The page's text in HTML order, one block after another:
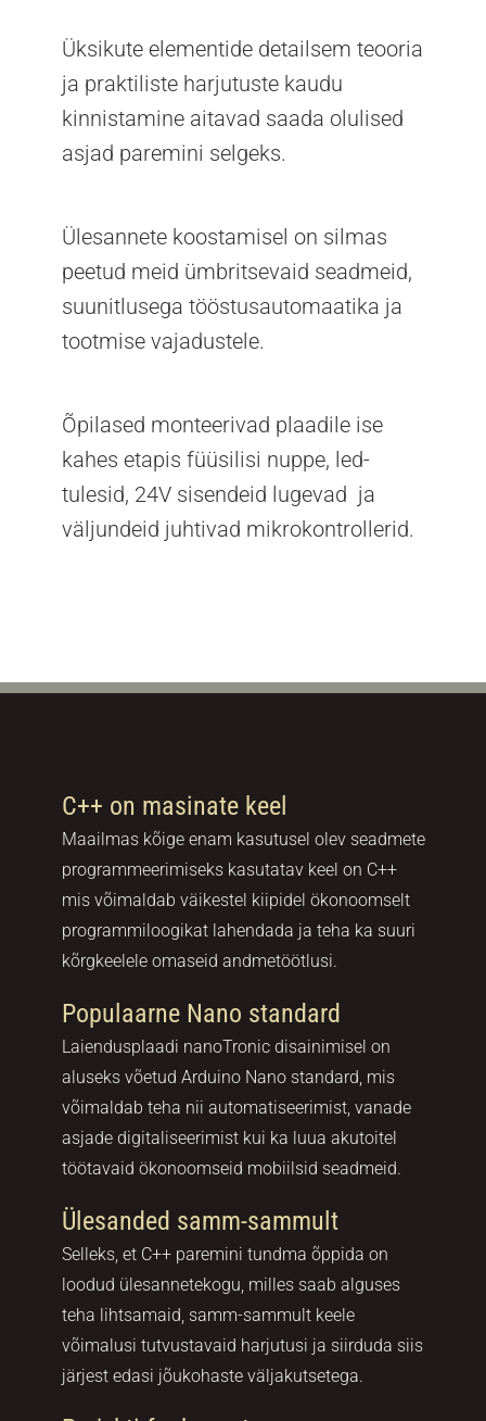
Üksikute elementide detailsem teooria
ja praktiliste harjutuste kaudu
kinnistamine aitavad saada olulised
asjad paremini selgeks.
Ülesannete koostamisel on silmas
peetud meid ümbritsevaid seadmeid,
suunitlusega tööstusautomaatika ja
tootmise vajadustele.
Õpilased monteerivad plaadile ise
kahes etapis füüsilisi nuppe, led-
tulesid, 24V sisendeid lugevad ja
väljundeid juhtivad mikrokontrollerid.
C++ on masinate keel
Maailmas kõige enam kasutusel olev seadmete
programmeerimiseks kasutatav keel on C++
mis võimaldab väikestel kiipidel ökonoomselt
programmiloogikat lahendada ja teha ka suuri
kõrgkeelele omaseid andmetöötlusi.
Populaarne Nano standard
Laiendusplaadi nanoTronic disainimisel on
aluseks võetud Arduino Nano standard, mis
võimaldab teha nii automatiseerimist, vanade
asjade digitaliseerimist kui ka luua akutoitel
töötavaid ökonoomseid mobiilsid seadmeid.
Ülesanded samm-sammult
Selleks, et C++ paremini tundma õppida on
loodud ülesannetekogu, milles saab alguses
teha lihtsamaid, samm-sammult keele
võimalusi tutvustavaid harjutusi ja siirduda siis
järjest edasi jõukohaste väljakutsetega.